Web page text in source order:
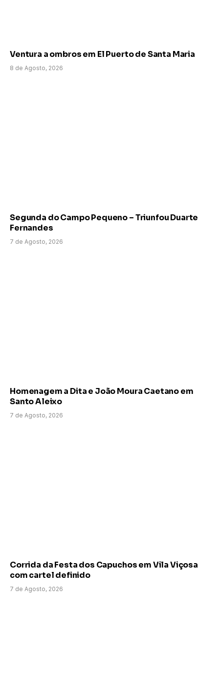
Ventura a ombros em El Puerto de Santa Maria
8 de Agosto, 2026
Segunda do Campo Pequeno – Triunfou Duarte
Fernandes
7 de Agosto, 2026
Homenagem a Dita e João Moura Caetano em
Santo Aleixo
7 de Agosto, 2026
Corrida da Festa dos Capuchos em Vila Viçosa
com cartel definido
7 de Agosto, 2026